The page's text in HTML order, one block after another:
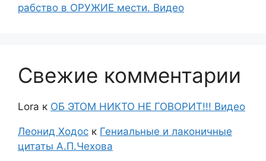
рабство в ОРУЖИЕ мести. Видео
Свежие комментарии
Lora к ОБ ЭТОМ НИКТО НЕ ГОВОРИТ!!! Видео
Леонид Ходос к Гениальные и лаконичные
цитаты А.П.Чехова